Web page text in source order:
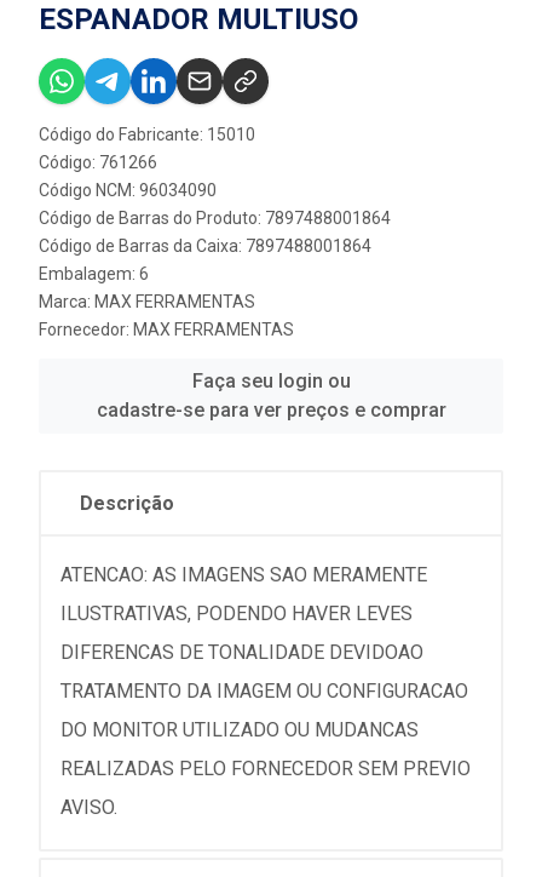
ESPANADOR MULTIUSO
Código do Fabricante: 15010
Código: 761266
Código NCM: 96034090
Código de Barras do Produto: 7897488001864
Código de Barras da Caixa: 7897488001864
Embalagem: 6
Marca: MAX FERRAMENTAS
Fornecedor: MAX FERRAMENTAS
Faça seu login ou
cadastre-se para ver preços e comprar
Descrição
ATENCAO: AS IMAGENS SAO MERAMENTE
ILUSTRATIVAS, PODENDO HAVER LEVES
DIFERENCAS DE TONALIDADE DEVIDOAO
TRATAMENTO DA IMAGEM OU CONFIGURACAO
DO MONITOR UTILIZADO OU MUDANCAS
REALIZADAS PELO FORNECEDOR SEM PREVIO
AVISO.